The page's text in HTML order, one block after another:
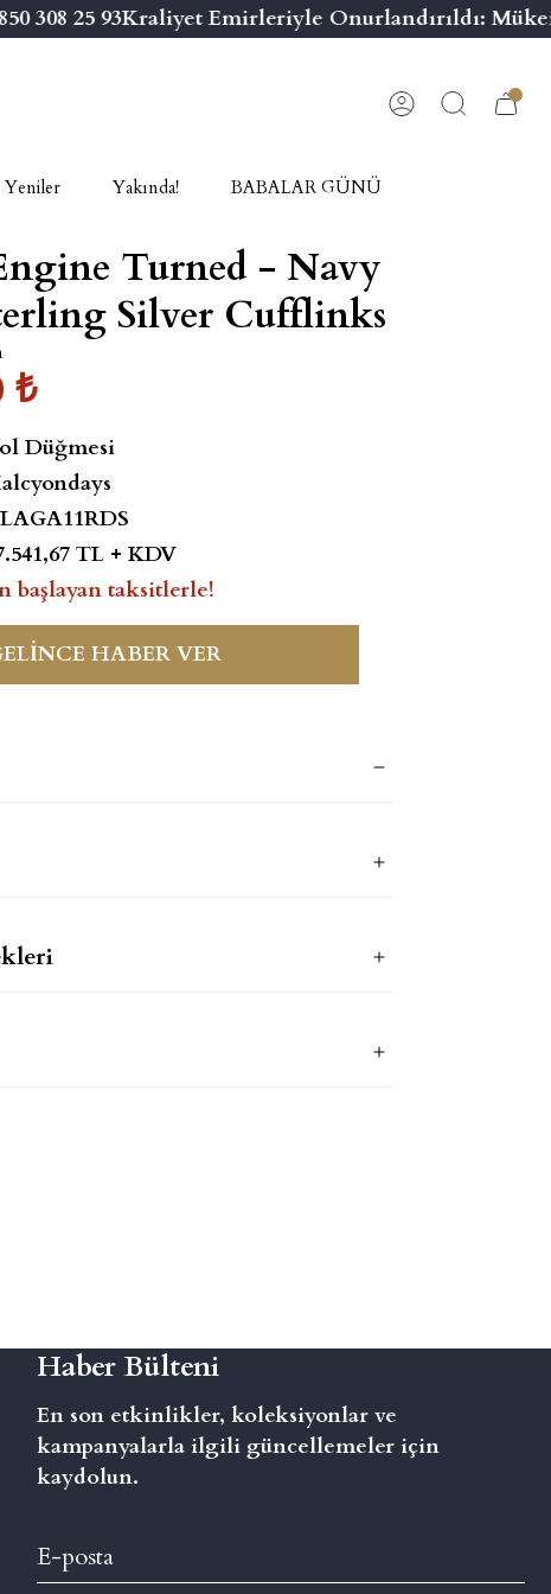
25 93 Kraliyet Emirleriyle Onurlandırıldı:
Yeniler Yakında! BABALAR GÜNÜ
Turned - Navy
Silver Cufflinks
₺
Düğmesi
TL + KDV
başlayan taksitlerle!
HABER VER
Haber Bülteni
En son etkinlikler, koleksiyonlar ve
kampanyalarla ilgili güncellemeler için
kaydolun.